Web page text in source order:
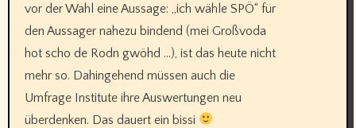
vor der Wahl eine Aussage: „ich wähle SPÖ“ für
den Aussager nahezu bindend (mei Großvoda
hot scho de Rodn gwöhd …), ist das heute nicht
mehr so. Dahingehend müssen auch die
Umfrage Institute ihre Auswertungen neu
überdenken. Das dauert ein bissi